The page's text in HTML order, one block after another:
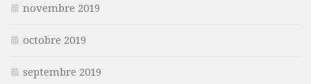
novembre 2019
octobre 2019
septembre 2019